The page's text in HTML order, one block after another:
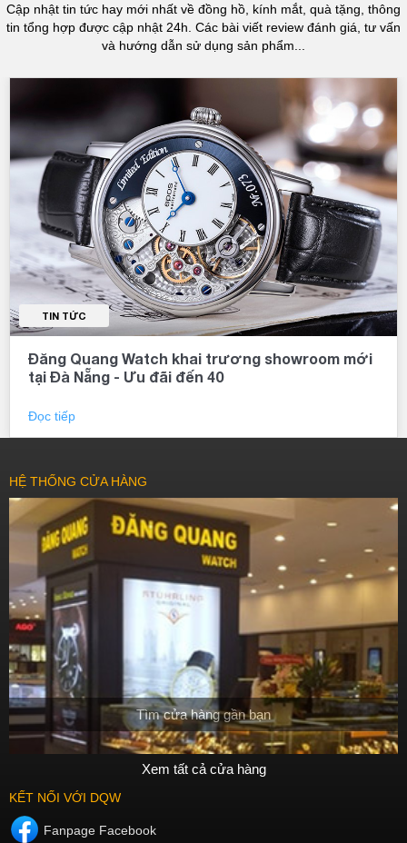
Cập nhật tin tức hay mới nhất về đồng hồ, kính mắt, quà tặng, thông
tin tổng hợp được cập nhật 24h. Các bài viết review đánh giá, tư vấn
và hướng dẫn sử dụng sản phẩm...
TIN TỨC
Đăng Quang Watch khai trương showroom mới
tại Đà Nẵng - Ưu đãi đến 40
Đọc tiếp
HỆ THỐNG CỬA HÀNG
Tìm cửa hàng gần bạn
Xem tất cả cửa hàng
KẾT NỐI VỚI DQW
Fanpage Facebook